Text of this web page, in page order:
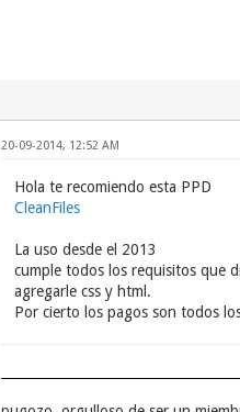
20-09-2014, 12:52 AM
Hola te recomiendo esta PPD
CleanFiles
La uso desde el 2013
cumple todos los requisitos que
agregarle css y html.
Por cierto los pagos son todos